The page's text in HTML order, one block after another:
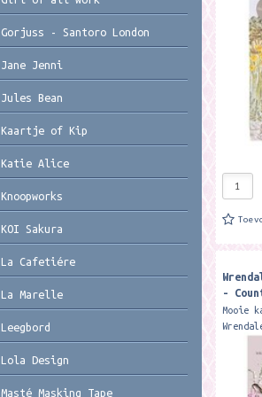
( 200
for a
-
Mooie
van
lovely
Gorjuss - Santoro London
Jane Jenni
Jules Bean
Kaartje of Kip
Katie Alice
Knoopworks
KOI Sakura
La Cafetiére
La Marelle
Leegbord
Lola Design
Masté Masking Tape